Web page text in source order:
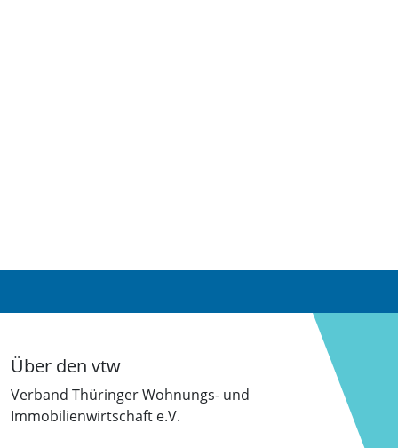
Über den vtw
Verband Thüringer Wohnungs- und
Immobilienwirtschaft e.V.